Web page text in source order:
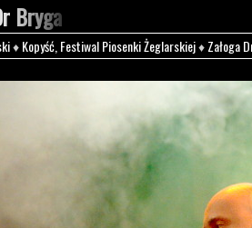
Bryga
♦Kopyść, Festiwal Piosenki Żeglarskiej♦Załoga